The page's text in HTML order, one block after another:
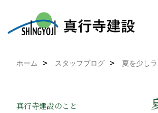
ホーム スタッフブログ 夏を少し
真行寺建設のこと